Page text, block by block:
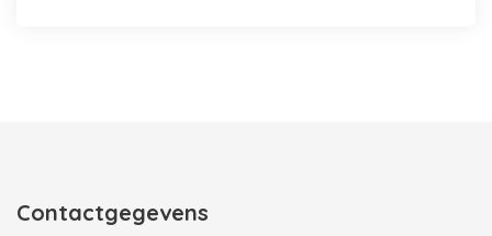
Contactgegevens